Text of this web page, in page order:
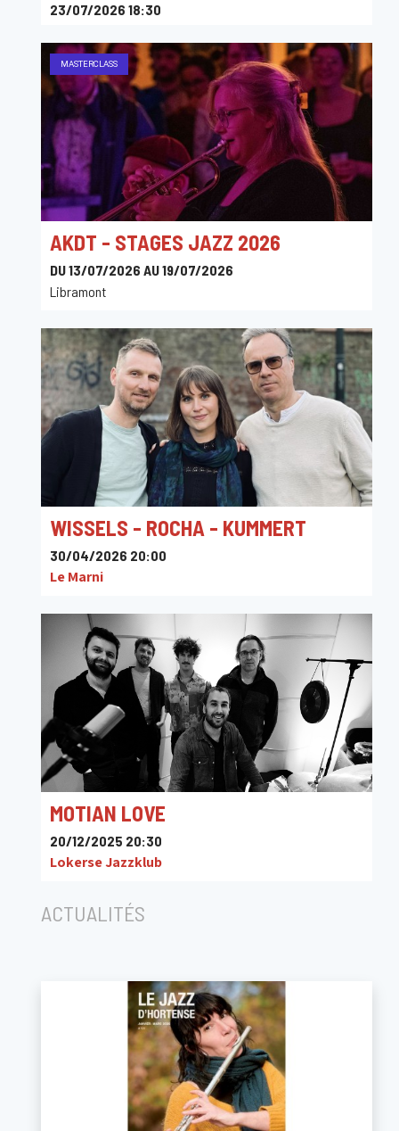
23/07/2026 18:30
Belgique
MASTERCLASS
AKDT - STAGES JAZZ 2026
DU 13/07/2026 AU 19/07/2026
Libramont
WISSELS - ROCHA - KUMMERT
30/04/2026 20:00
Le Marni
MOTIAN LOVE
20/12/2025 20:30
Lokerse Jazzklub
ACTUALITÉS